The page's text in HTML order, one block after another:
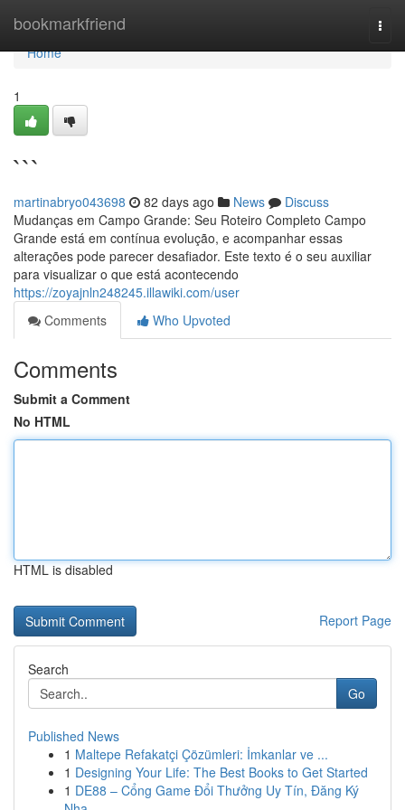
bookmarkfriend
Home
Home
1
```
martinabryo043698 82 days ago News
Discuss
Mudanças em Campo Grande: Seu Roteiro Completo Campo
Grande está em contínua evolução, e acompanhar essas
alterações pode parecer desafiador. Este texto é o seu auxiliar
para visualizar o que está acontecendo
https://zoyajnln248245.illawiki.com/user
Comments
Who Upvoted
Comments
Submit a Comment
No HTML
HTML is disabled
Report Page
Search
Go
Published News
1 Maltepe Refakatçi Çözümleri: İmkanlar ve ...
1 Designing Your Life: The Best Books to Get Started
1 DE88 – Cổng Game Đổi Thưởng Uy Tín, Đăng Ký